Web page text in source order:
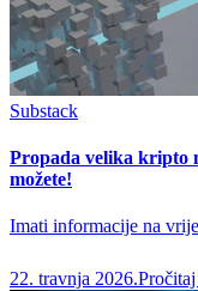
Substack
Propada velika kripto
možete!
Imati informacije na
22. travnja 2026.Pročitaj